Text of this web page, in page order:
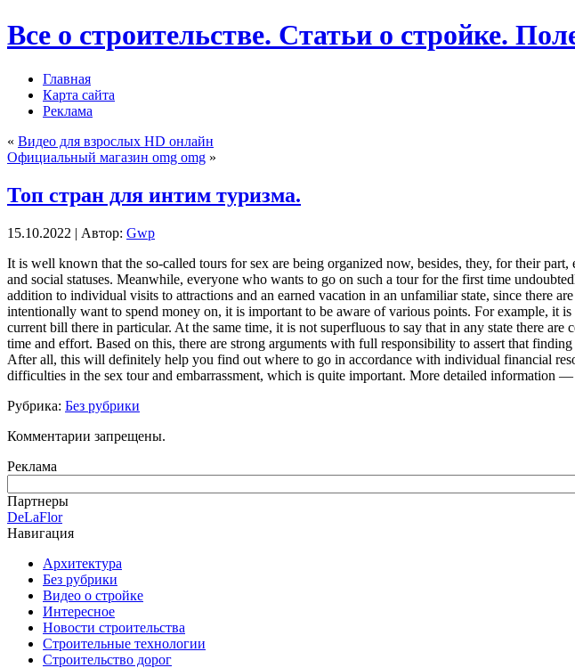
Все о строительстве. Статьи о стройке.
Главная
Карта сайта
Реклама
« Видео для взрослых HD онлайн
Официальный магазин omg omg »
Топ стран для интим туризма.
15.10.2022 | Автор: Gwp
It is well known that the so-called tours for sex are being organized now, besides, they, for their
and social statuses. Meanwhile, everyone who wants to go on such a tour for the first time
addition to individual visits to attractions and an earned vacation in an unfamiliar state, since there
intentionally want to spend money on, it is important to be aware of various points. For example, it
current bill there in particular. At the same time, it is not superfluous to say that in any state there
time and effort. Based on this, there are strong arguments with full responsibility to assert that
After all, this will definitely help you find out where to go in accordance with individual financial
difficulties in the sex tour and embarrassment, which is quite important. More detailed information —
Рубрика: Без рубрики
Комментарии запрещены.
Реклама
Партнеры
DeLaFlor
Навигация
Архитектура
Без рубрики
Видео о стройке
Интересное
Новости строительства
Строительные технологии
Строительство дорог